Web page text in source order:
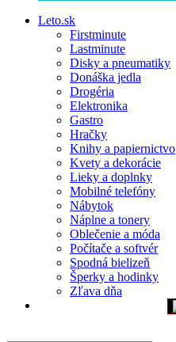
Leto.sk
Firstminute
Lastminute
Disky a pneumatiky
Donáška jedla
Drogéria
Elektronika
Gastro
Hračky
Knihy a papiernictvo
Kvety a dekorácie
Lieky a doplnky
Mobilné telefóny
Nábytok
Náplne a tonery
Oblečenie a móda
Počítače a softvér
Spodná bielizeň
Šperky a hodinky
Zľava dňa